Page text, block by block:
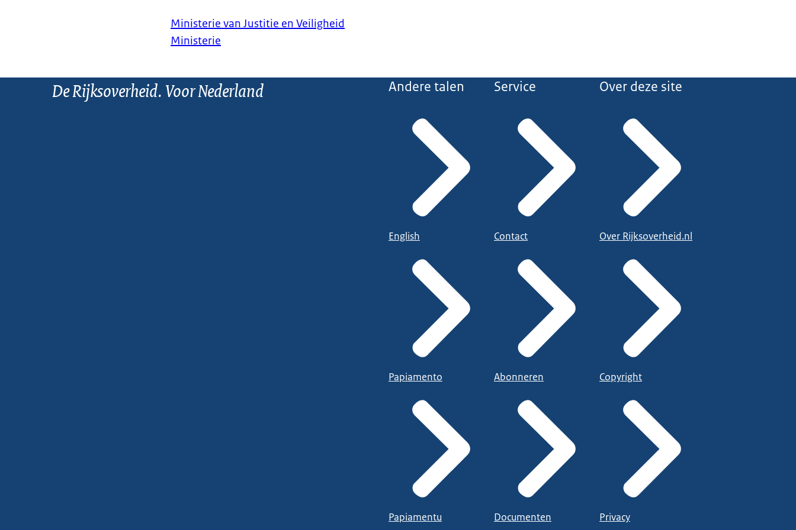
Ministerie van Justitie en Veiligheid
Ministerie
De Rijksoverheid. Voor Nederland Andere talen
English
Papiamento
Papiamentu
Service
Contact
Abonneren
Documenten
Over deze site
Over Rijksoverheid.nl
Copyright
Privacy